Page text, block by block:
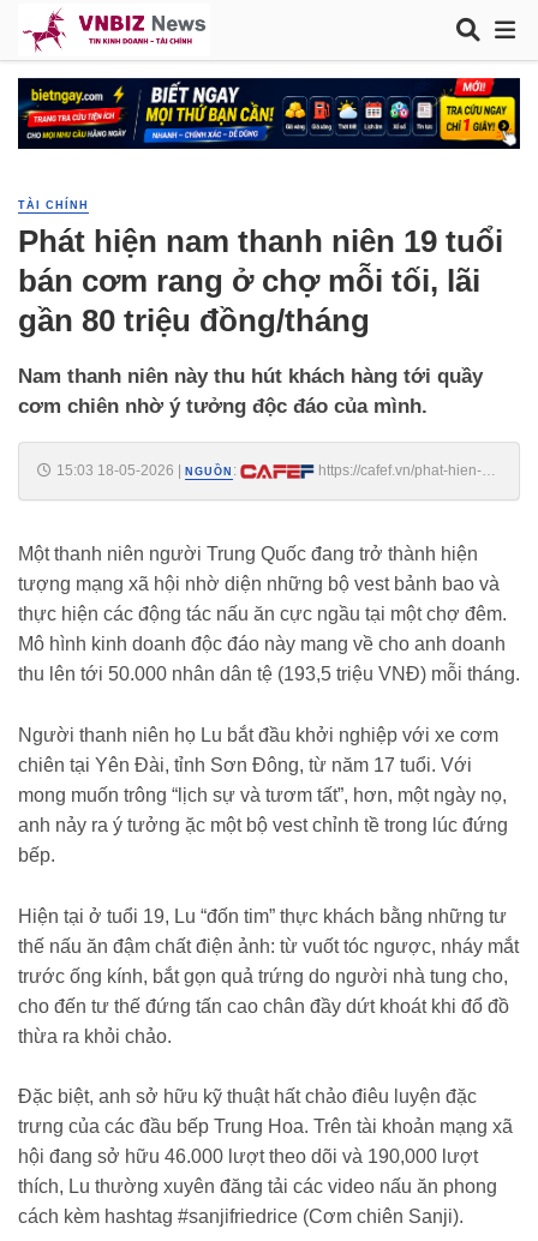
TÀI CHÍNH
Phát hiện nam thanh niên 19 tuổi
bán cơm rang ở chợ mỗi tối, lãi
gần 80 triệu đồng/tháng
Nam thanh niên này thu hút khách hàng tới quầy
cơm chiên nhờ ý tưởng độc đáo của mình.
15:03 18-05-2026 NGUỒN :
https://cafef.vn/phat-hien-
Một thanh niên người Trung Quốc đang trở thành hiện
tượng mạng xã hội nhờ diện những bộ vest bảnh bao và
thực hiện các động tác nấu ăn cực ngầu tại một chợ đêm.
Mô hình kinh doanh độc đáo này mang về cho anh doanh
thu lên tới 50.000 nhân dân tệ (193,5 triệu VNĐ) mỗi tháng.
Người thanh niên họ Lu bắt đầu khởi nghiệp với xe cơm
chiên tại Yên Đài, tỉnh Sơn Đông, từ năm 17 tuổi. Với
mong muốn trông “lịch sự và tươm tất”, hơn, một ngày nọ,
anh nảy ra ý tưởng ặc một bộ vest chỉnh tề trong lúc đứng
bếp.
Hiện tại ở tuổi 19, Lu “đốn tim” thực khách bằng những tư
thế nấu ăn đậm chất điện ảnh: từ vuốt tóc ngược, nháy mắt
trước ống kính, bắt gọn quả trứng do người nhà tung cho,
cho đến tư thế đứng tấn cao chân đầy dứt khoát khi đổ đồ
thừa ra khỏi chảo.
Đặc biệt, anh sở hữu kỹ thuật hất chảo điêu luyện đặc
trưng của các đầu bếp Trung Hoa. Trên tài khoản mạng xã
hội đang sở hữu 46.000 lượt theo dõi và 190,000 lượt
thích, Lu thường xuyên đăng tải các video nấu ăn phong
cách kèm hashtag #sanjifriedrice (Cơm chiên Sanji).